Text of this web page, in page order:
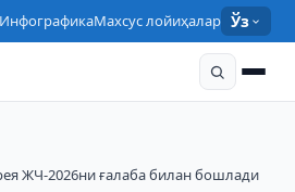
ИнфографикаМахсус лойиҳалар Ўз
ЖЧ-2026ни ғалаба билан бошлади